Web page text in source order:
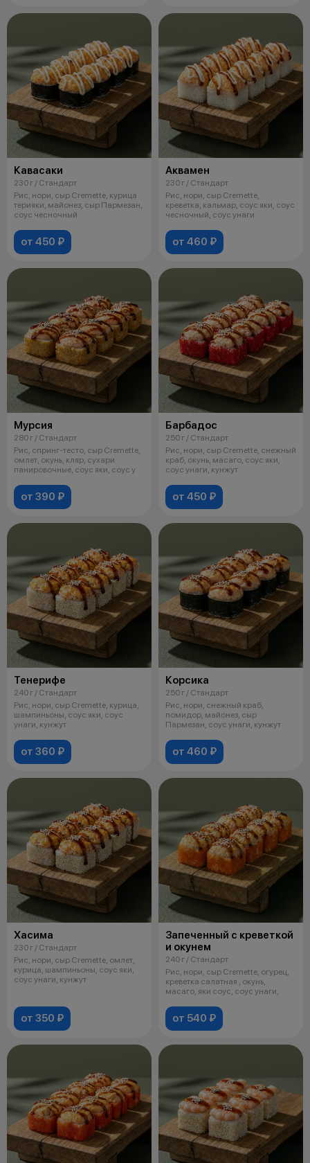
Кавасаки
230 г / Стандарт
Рис, нори, сыр Cremette, курица
терияки, майонез, сыр Пармезан,
соус чесночный
от 450 ₽
Аквамен
230 г / Стандарт
Рис, нори, сыр Cremette,
креветка, кальмар, соус яки, соус
чесночный, соус унаги
от 460 ₽
Мурсия
280 г / Стандарт
Рис, спринг-тесто, сыр Cremette,
омлет, окунь, кляр, сухари
панировочные, соус яки, соус у
от 390 ₽
Барбадос
250 г / Стандарт
Рис, нори, сыр Cremette, снежный
краб, окунь, масаго, соус яки,
соус унаги, кунжут
от 450 ₽
Тенерифе
240 г / Стандарт
Рис, нори, сыр Cremette, курица,
шампиньоны, соус яки, соус
унаги, кунжут
от 360 ₽
Корсика
250 г / Стандарт
Рис, нори, снежный краб,
помидор, майонез, сыр
Пармезан, соус унаги, кунжут
от 460 ₽
Хасима
230 г / Стандарт
Рис, нори, сыр Cremette, омлет,
курица, шампиньоны, соус яки,
соус унаги, кунжут
от 350 ₽
Запеченный с креветкой
и окунем
240 г / Стандарт
Рис, нори, сыр Cremette, огурец,
креветка салатная , окунь,
масаго, яки соус, соус унаги,
от 540 ₽